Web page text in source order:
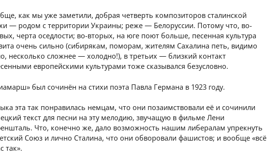
как мы уже заметили, добрая четверть композиторов сталинской
— родом с территории Украины; реже — Белоруссии. Потому что, во-
черта оседлости; во-вторых, на юге поют больше, песенная культура
очень сильно (сибирякам, поморам, жителям Сахалина петь, видимо
несколько сложнее — холодно!), в третьих — близкий контакт
европейскими культурами тоже сказывался безусловно.
был сочинён на стихи поэта Павла Германа в 1923 году.
эта так понравилась немцам, что они позаимствовали её и сочинили
текст для песни на эту мелодию, звучащую в фильме Лени
Что, конечно же, дало возможность нашим либералам упрекнуть
Союз и лично Сталина, что они обворовали фашистов; и вообще «всё
так».